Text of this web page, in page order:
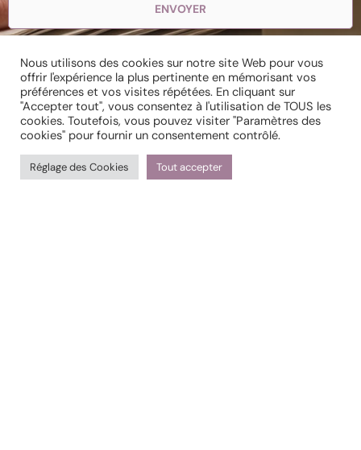
ENVOYER
Rejoindre ma Newsletter
Nous utilisons des cookies sur notre site Web pour vous
offrir l'expérience la plus pertinente en mémorisant vos
préférences et vos visites répétées. En cliquant sur
"Accepter tout", vous consentez à l'utilisation de TOUS les
cookies. Toutefois, vous pouvez visiter "Paramètres des
cookies" pour fournir un consentement contrôlé.
Réglage des Cookies Tout accepter